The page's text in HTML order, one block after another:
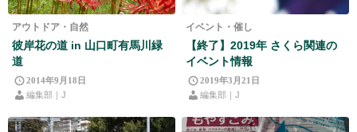
アウトドア・自然
彼岸花の道 in 山口町有馬川緑
道
2014年9月18日
編集部｜J
イベント・催し
【終了】2019年 さくら関連の
イベント情報
2019年3月21日
編集部｜J